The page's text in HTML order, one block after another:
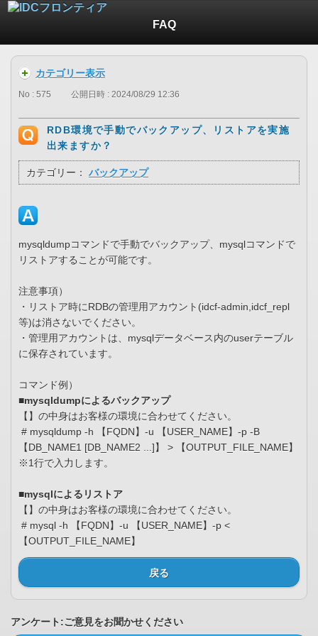
FAQ
カテゴリー表示
No : 575 公開日時 : 2024/08/29 12:36
RDB環境で手動でバックアップ、リストアを実施
出来ますか？
カテゴリー： バックアップ
mysqldumpコマンドで手動でバックアップ、mysqlコマンドで
リストアすることが可能です。
注意事項）
・リストア時にRDBの管理用アカウント(idcf-admin,idcf_repl
等)は消さないでください。
・管理用アカウントは、mysqlデータベース内のuserテーブル
に保存されています。
コマンド例）
■mysqldumpによるバックアップ
【】の中身はお客様の環境に合わせてください。
# mysqldump -h 【FQDN】-u 【USER_NAME】-p -B
【DB_NAME1 [DB_NAME2 ...]】 > 【OUTPUT_FILE_NAME】
※1行で入力します。
■mysqlによるリストア
【】の中身はお客様の環境に合わせてください。
# mysql -h 【FQDN】-u 【USER_NAME】-p <
【OUTPUT_FILE_NAME】
戻る
アンケート:ご意見をお聞かせください